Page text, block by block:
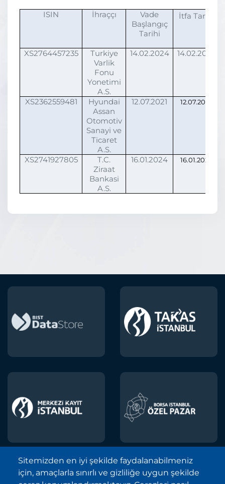
ISIN İhraççı
Vade
Başlangıç
Tarihi
İtfa Tarihi
XS2764457235
Turkiye
Varlik
Fonu
Yonetimi
A.S.
14.02.2024 14.02.2029
XS2362559481
Hyundai
Assan
Otomotiv
Sanayi ve
Ticaret
A.S.
12.07.2021 12.07.2026
XS2741927805
T.C.
Ziraat
Bankasi
A.S.
16.01.2024 16.01.2029
Borsa İstanbul A.Ş. © 2013-2025
Sitemizden en iyi şekilde faydalanabilmeniz
için, amaçlarla sınırlı ve gizliliğe uygun şekilde